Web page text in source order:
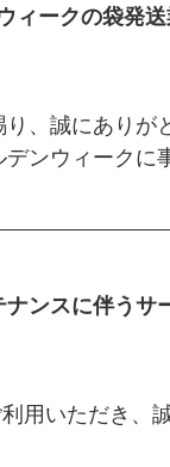
内にお届け（
様（銀座クリ
ークの袋発送
、誠にありが
ンウィークに
したお問い合
もってお早め
ナンスに伴う
用いただき、